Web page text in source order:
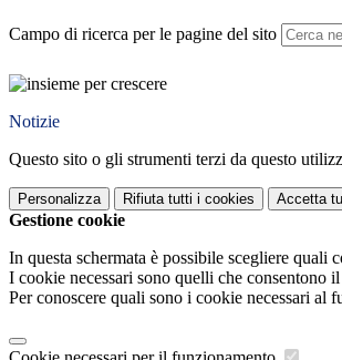
Campo di ricerca per le pagine del sito
Notizie
Questo sito o gli strumenti terzi da questo
Personalizza Rifiuta tutti i cookies Accetta
Gestione cookie
In questa schermata è possibile scegliere quali
I cookie necessari sono quelli che consentono
Per conoscere quali sono i cookie necessari al